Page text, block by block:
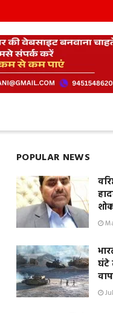
POPULAR NEWS
घंटे